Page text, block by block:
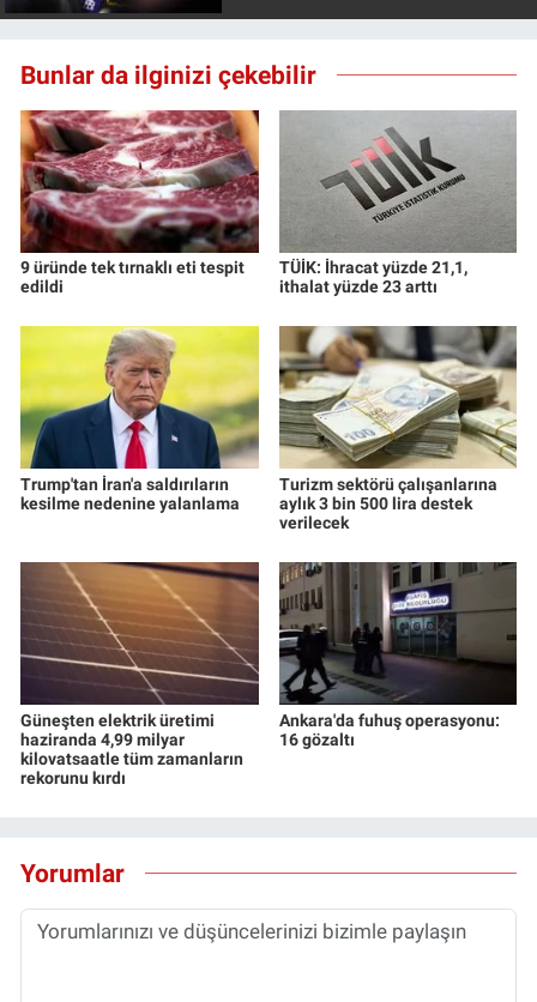
Bunlar da ilginizi çekebilir
9 üründe tek tırnaklı eti tespit
edildi
TÜİK: İhracat yüzde 21,1,
ithalat yüzde 23 arttı
Trump'tan İran'a saldırıların
kesilme nedenine yalanlama
Turizm sektörü çalışanlarına
aylık 3 bin 500 lira destek
verilecek
Güneşten elektrik üretimi
haziranda 4,99 milyar
kilovatsaatle tüm zamanların
rekorunu kırdı
Ankara'da fuhuş operasyonu:
16 gözaltı
Yorumlar